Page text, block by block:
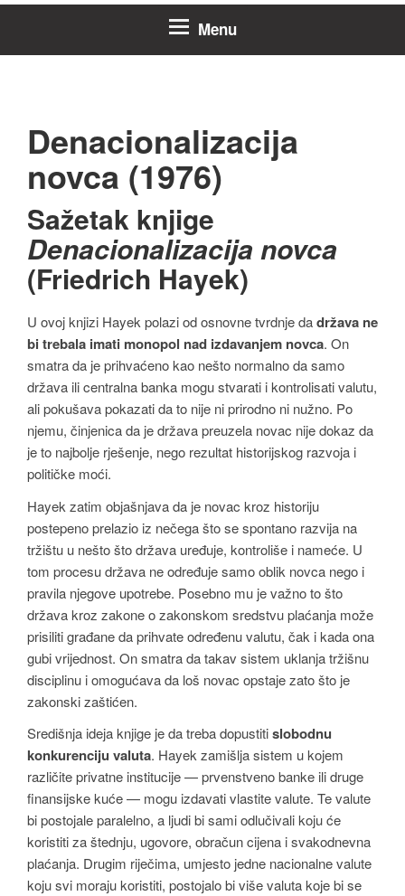
Menu
Denacionalizacija
novca (1976)
Sažetak knjige
Denacionalizacija novca
(Friedrich Hayek)
U ovoj knjizi Hayek polazi od osnovne tvrdnje dadržava ne
bi trebala imati monopol nad izdavanjem novca. On
smatra da je prihvaćeno kao nešto normalno da samo
država ili centralna banka mogu stvarati i kontrolisati valutu,
ali pokušava pokazati da to nije ni prirodno ni nužno. Po
njemu, činjenica da je država preuzela novac nije dokaz da
je to najbolje rješenje, nego rezultat historijskog razvoja i
političke moći.
Hayek zatim objašnjava da je novac kroz historiju
postepeno prelazio iz nečega što se spontano razvija na
tržištu u nešto što država uređuje, kontroliše i nameće. U
tom procesu država ne određuje samo oblik novca nego i
pravila njegove upotrebe. Posebno mu je važno to što
država kroz zakone o zakonskom sredstvu plaćanja može
prisiliti građane da prihvate određenu valutu, čak i kada ona
gubi vrijednost. On smatra da takav sistem uklanja tržišnu
disciplinu i omogućava da loš novac opstaje zato što je
zakonski zaštićen.
Središnja ideja knjige je da treba dopustitislobodnu
konkurenciju valuta. Hayek zamišlja sistem u kojem
različite privatne institucije — prvenstveno banke ili druge
finansijske kuće — mogu izdavati vlastite valute. Te valute
bi postojale paralelno, a ljudi bi sami odlučivali koju će
koristiti za štednju, ugovore, obračun cijena i svakodnevna
plaćanja. Drugim riječima, umjesto jedne nacionalne valute
koju svi moraju koristiti, postojalo bi više valuta koje bi se